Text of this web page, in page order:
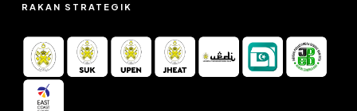
RAKAN STRATEGIK